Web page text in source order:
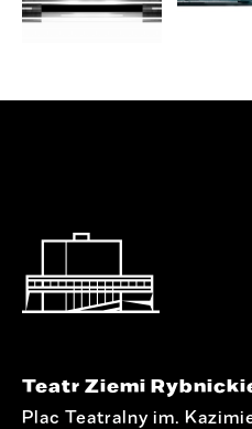
Teatr Ziemi
Plac Teatralny im.